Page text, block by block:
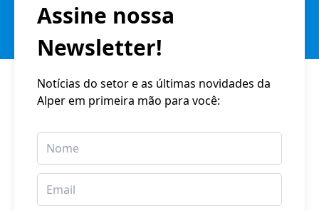
Assine nossa
Newsletter!
Notícias do setor e as últimas novidades da
Alper em primeira mão para você: